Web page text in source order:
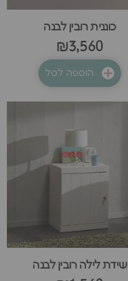
כוננית רובין לבנה
₪3,560
הוספה לסל
שידת לילה רובין לבנה